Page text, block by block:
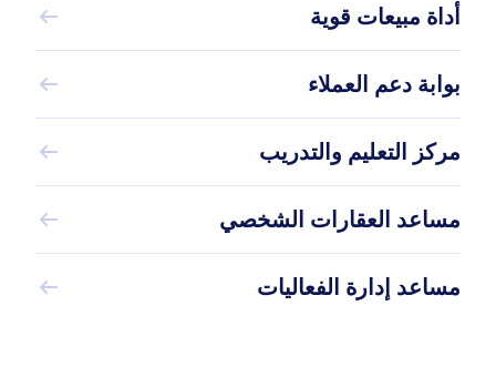
أداة مبيعات قوية
بوابة دعم العملاء
مركز التعليم والتدريب
مساعد العقارات الشخصي
مساعد إدارة الفعاليات